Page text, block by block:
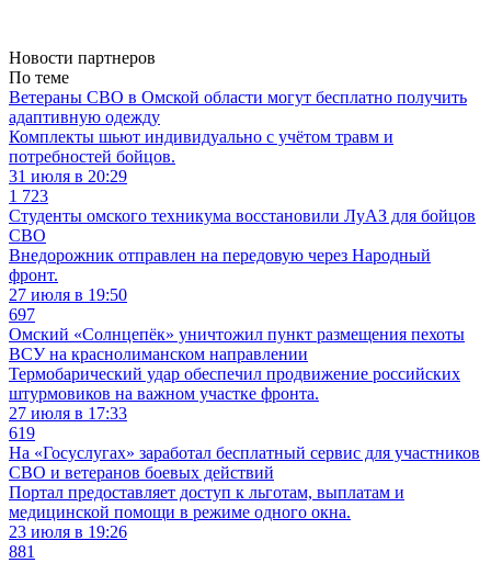
Новости партнеров
По теме
Ветераны СВО в Омской области могут бесплатно получить
адаптивную одежду
Комплекты шьют индивидуально с учётом травм и
потребностей бойцов.
31 июля в 20:29
1 723
Студенты омского техникума восстановили ЛуАЗ для бойцов
СВО
Внедорожник отправлен на передовую через Народный
фронт.
27 июля в 19:50
697
Омский «Солнцепёк» уничтожил пункт размещения пехоты
ВСУ на краснолиманском направлении
Термобарический удар обеспечил продвижение российских
штурмовиков на важном участке фронта.
27 июля в 17:33
619
На «Госуслугах» заработал бесплатный сервис для участников
СВО и ветеранов боевых действий
Портал предоставляет доступ к льготам, выплатам и
медицинской помощи в режиме одного окна.
23 июля в 19:26
881